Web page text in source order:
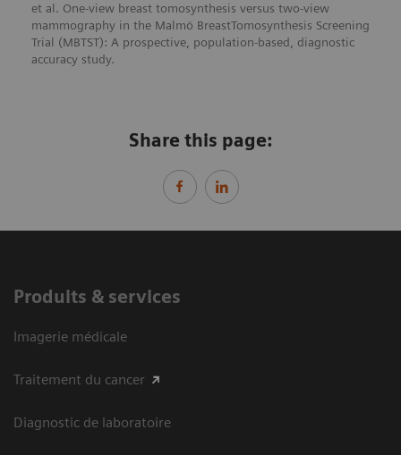
et al. One-view breast tomosynthesis versus two-view
mammography in the Malmö BreastTomosynthesis Screening
Trial (MBTST): A prospective, population-based, diagnostic
accuracy study.
Share this page:
Produits & services
Imagerie médicale
Traitement du cancer
Diagnostic de laboratoire